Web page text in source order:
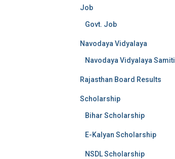
Job
Govt. Job
Navodaya Vidyalaya
Navodaya Vidyalaya Samiti
Rajasthan Board Results
Scholarship
Bihar Scholarship
E-Kalyan Scholarship
NSDL Scholarship